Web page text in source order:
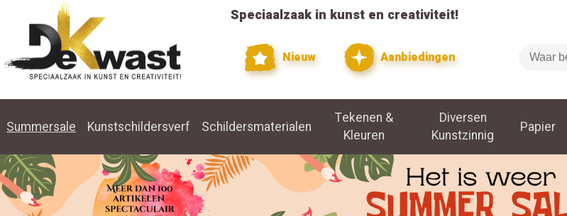
Speciaalzaak in kunst en creativiteit!
Nieuw Aanbiedingen
Zoeken
Summersale Kunstschildersverf Schildersmaterialen
Tekenen &
Kleuren
Diversen
Kunstzinnig
Papier